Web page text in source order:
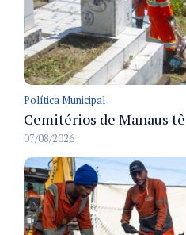
Política Municipal
07/08/2026